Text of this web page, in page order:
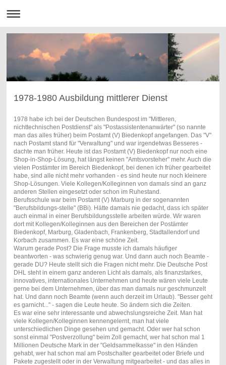
1978-1980 Ausbildung mittlerer Dienst
1978 habe ich bei der Deutschen Bundespost im "Mittleren,
nichttechnischen Postdienst" als "Postassistentenanwärter" (so nannte
man das alles früher) beim Postamt (V) Biedenkopf angefangen. Das "V"
nach Postamt stand für "Verwaltung" und war irgendetwas Besseres -
dachte man früher. Heute ist das Postamt (V) Biedenkopf nur noch eine
Shop-in-Shop-Lösung, hat längst keinen "Amtsvorsteher" mehr. Auch die
vielen Postämter im Bereich Biedenkopf, bei denen ich früher gearbeitet
habe, sind alle nicht mehr vorhanden - es sind heute nur noch kleinere
Shop-Lösungen. Viele Kollegen/Kolleginnen von damals sind an ganz
anderen Stellen eingesetzt oder schon im Ruhestand.
Berufsschule war beim Postamt (V) Marburg in der sogenannten
"Berufsbildungs-stelle" (BBi). Hätte damals nie gedacht, dass ich später
auch einmal in einer Berufsbildungsstelle arbeiten würde. Wir waren
dort mit Kollegen/Kolleginnen aus den Bereichen der Postämter
Biedenkopf, Marburg, Gladenbach, Frankenberg, Stadtallendorf und
Korbach zusammen. Es war eine schöne Zeit.
Warum gerade Post? Die Frage musste ich damals häufiger
beantworten - was schwierig genug war. Und dann auch noch Beamte -
gerade DU? Heute stellt sich die Fragen nicht mehr. Die Deutsche Post
DHL steht in einem ganz anderen Licht als damals, als finanzstarkes,
innovatives, internationales Unternehmen und heute wären viele Leute
gerne bei dem Unternehmen, über das man damals nur geschmunzelt
hat. Und dann noch Beamte (wenn auch derzeit im Urlaub). "Besser geht
es garnicht..." - sagen die Leute heute. So ändern sich die Zeiten.
Es war eine sehr interessante und abwechslungsreiche Zeit. Man hat
viele Kollegen/Kolleginnen kennengelernt, man hat viele
unterschiedlichen Dinge gesehen und gemacht. Oder wer hat schon
sonst einmal "Postverzollung" beim Zoll gemacht, wer hat schon mal 1
Millionen Deutsche Mark in der "Geldsammelkasse" in den Händen
gehabt, wer hat schon mal am Postschalter gearbeitet oder Briefe und
Pakete zugestellt oder in der Verwaltung mitgearbeitet - und das alles in